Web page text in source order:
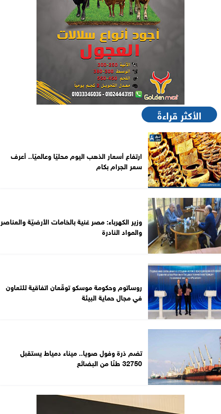
الأكثر قراءةً
ارتفاع أسعار الذهب اليوم محليًا وعالميًا.. أعرف
سعر الجرام بكام
وزير الكهرباء: مصر غنية بالخامات الأرضيّة والعناصر
والمواد النادرة
روساتوم وحكومة موسكو توقّعان اتفاقية للتعاون
في مجال حماية البيئة
تضم ذرة وفول صويا.. ميناء دمياط يستقبل
32750 طنًا من البضائع